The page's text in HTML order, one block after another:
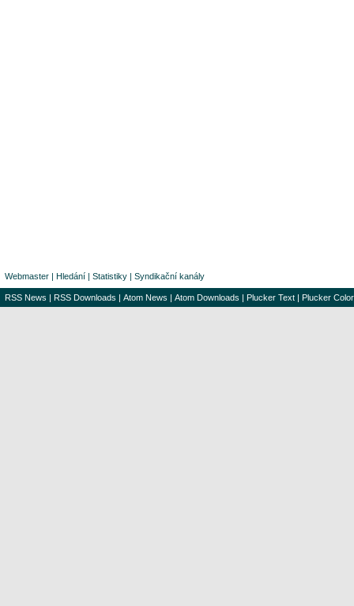
Webmaster | Hledání | Statistiky | Syndikační kanály
RSS News | RSS Downloads | Atom News | Atom Downloads | Plucker Text | Plucker Color